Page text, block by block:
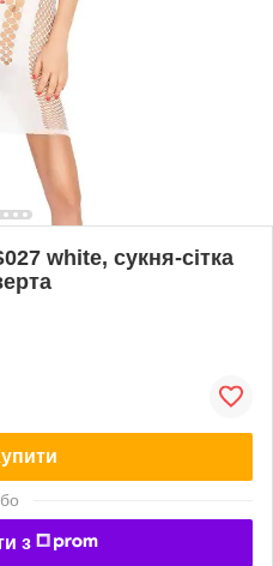
white, сукня-сітка
з